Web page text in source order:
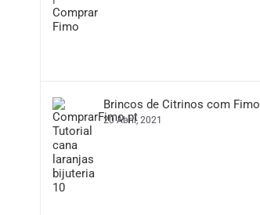
Brincos de Citrinos com Fimo
20 Abril, 2021